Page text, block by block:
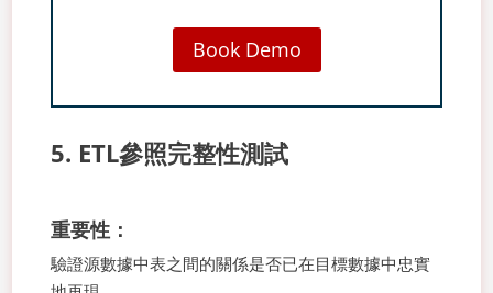
Book Demo
5. ETL參照完整性測試
重要性：
驗證源數據中表之間的關係是否已在目標數據中忠實